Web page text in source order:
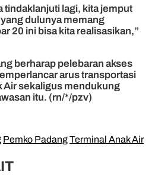
tindaklanjuti lagi, kita jemput
dulunya memang
20 ini bisa kita realisasikan,”
berharap pelebaran akses
arus transportasi
Air sekaligus mendukung
itu. (rn/*/pzv)
Pemko PadangTerminal Anak Air